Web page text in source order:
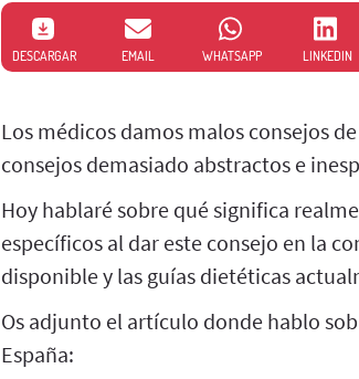
DESCARGAR EMAIL WHATSAPP LINKEDIN
Los médicos damos malos consejos
consejos demasiado abstractos e
Hoy hablaré sobre qué significa
específicos al dar este consejo en la
disponible y las guías dietéticas
Os adjunto el artículo donde hablo
España: